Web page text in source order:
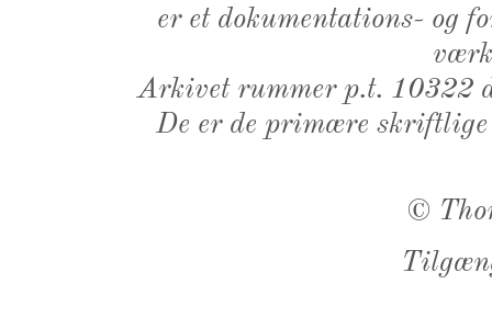
er et dokumentations- og
Arkivet rummer p.t. 10322
De er de primære
©